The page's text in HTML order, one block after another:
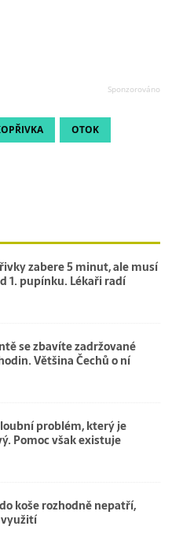
OTOK
zabere 5 minut, ale musí
1. pupínku. Lékaři radí
se zbavíte zadržované
Většina Čechů o ní
problém, který je
Pomoc však existuje
koše rozhodně nepatří,